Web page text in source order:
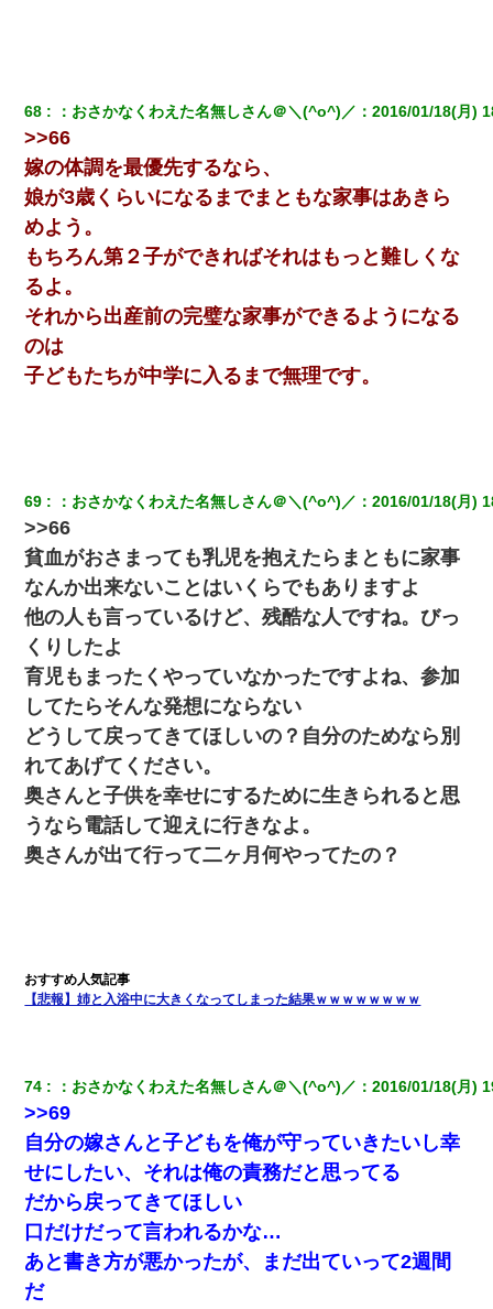
義兄嫁「娘が大学に入ったら下宿させて」私「しつこい、学校斡
旋のアパートに行け」→ 旦那が義兄に通報したら「志望校を変え
ろ！」とキレて・・・
嫁が涙声で『会いたいね』とか言っているのが聞こえた。俺「こ
んな時間に誰と電話してんの？」嫁「ごめんなさい…！（大号
泣」俺（キターー）→
クラスで一人無口で誰とも話さない男子がいた。→修学旅行に来
なかったその男子に女子達がお土産を渡した。5分後…
居酒屋にて。兄の紹介者「お酒飲みなって」私「未成年なので無
理です！」酷すぎるワードの連発で、耐えきれず店員に5千円を渡
し「お勘定です。逃がして下さい」その後、録音内容を父に聞か
【驚愕】5000円でＪＫと行為してきたが後悔しかない…
32歳ワイ、34歳の可愛い女と付き合うも現実を知ってしまい無事
死亡・・・
私「まとめ買いして冷凍ストックしてる」Ａ「ずるい！クレク
レ！」私「なんでよ」Ａ「ケーチ！バーカ！」→ 後日、Ａ旦那が
凸してきた
日曜日、会社の窓を見ると同僚の姿。俺（あれ？ディズニーシー
じゃ？）→俺電話「今何してんの？」同僚「シーで並んでるこ
と！」俺「会社にいない？」→次の瞬間、すごい鳥肌が立った
17年飼っていた犬が亡くなった。鼻水垂らし嗚咽する私に、猫が
近づいて頭突きをしてきて…
68 ： おさかなくわえた名無しさん＠＼(^o^)／ ：2016/01/18(月)
>>66
嫁の体調を最優先するなら、
娘が3歳くらいになるまでまともな家事はあきら
めよう。
もちろん第２子ができればそれはもっと難しくな
るよ。
それから出産前の完璧な家事ができるようになる
のは
子どもたちが中学に入るまで無理です。
69 ： おさかなくわえた名無しさん＠＼(^o^)／ ：2016/01/18(月)
>>66
貧血がおさまっても乳児を抱えたらまともに家事
なんか出来ないことはいくらでもありますよ
他の人も言っているけど、残酷な人ですね。びっ
くりしたよ
育児もまったくやっていなかったですよね、参加
してたらそんな発想にならない
どうして戻ってきてほしいの？自分のためなら別
れてあげてください。
奥さんと子供を幸せにするために生きられると思
うなら電話して迎えに行きなよ。
奥さんが出て行って二ヶ月何やってたの？
【悲報】姉と入浴中に大きくなってしまった結果ｗｗｗｗｗｗｗｗ
74 ： おさかなくわえた名無しさん＠＼(^o^)／ ：2016/01/18(月)
>>69
自分の嫁さんと子どもを俺が守っていきたいし幸
せにしたい、それは俺の責務だと思ってる
だから戻ってきてほしい
口だけだって言われるかな…
あと書き方が悪かったが、まだ出ていって2週間
だ